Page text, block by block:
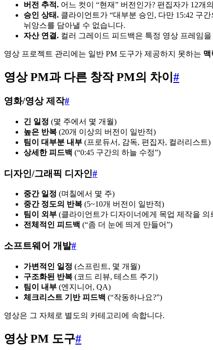
버전 추적. 어느 컷이 “현재” 버전인가? 편집자가 12개
승인 상태. 클라이언트가 “대부분 승인, 다만 15:42 구
뉘앙스를 담아낼 수 없습니다.
자산 연결. 컬러 그레이드 피드백은 특정 영상 프레임
영상 프로젝트 관리에는 일반 PM 도구가 제공하지 못하는 맥
영상 PM과 다른 창작 PM의 차이 #
영화/영상 제작#
긴 일정 (몇 주에서 몇 개월)
높은 반복 (20개 이상의 버전이 일반적)
팀이 대부분 내부 (프로듀서, 감독, 편집자, 컬러리스트)
상세한 피드백 (“0:45 구간의 하늘 수정”)
디자인/그래픽 디자인#
중간 일정 (며칠에서 몇 주)
중간 정도의 반복 (5~10개 버전이 일반적)
팀이 외부 (클라이언트가 디자이너에게 목업 제작을 의
전체적인 피드백 (“좀 더 눈에 띄게 만들어”)
소프트웨어 개발#
가변적인 일정 (스프린트, 몇 개월)
구조화된 반복 (코드 리뷰, 테스트 주기)
팀이 내부 (엔지니어, QA)
체크리스트 기반 피드백 (“작동하나요?”)
영상은 그 자체로 별도의 카테고리에 속합니다.
영상 PM 도구#